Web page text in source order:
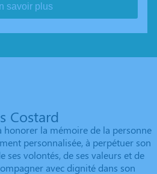
savoir plus
Costard
honorer la mémoire de la personne
personnalisée, à perpétuer son
ses volontés, de ses valeurs et de
avec dignité dans son